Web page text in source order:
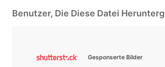
Benutzer, Die Diese Datei
Gesponserte Bilder